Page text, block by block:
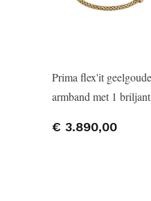
Prima flex'it
armband met 1 briljant
€ 3.890,00